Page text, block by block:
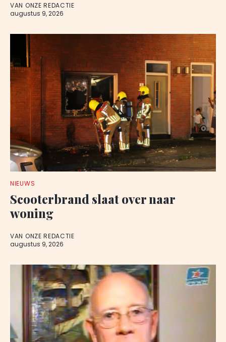
VAN ONZE REDACTIE
augustus 9, 2026
NIEUWS
Scooterbrand slaat over naar
woning
VAN ONZE REDACTIE
augustus 9, 2026